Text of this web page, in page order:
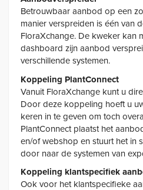
Betrouwbaar aanbod op een
manier verspreiden is één van
FloraXchange. De kweker kan
dashboard zijn aanbod
verschillende systemen.
Koppeling PlantConnect
Vanuit FloraXchange kunt u
Door deze koppeling hoeft u
keren in te geven om toch
PlantConnect plaatst het
en/of webshop en stuurt het in
door naar de systemen van
Koppeling klantspecifiek
Ook voor het klantspecifieke